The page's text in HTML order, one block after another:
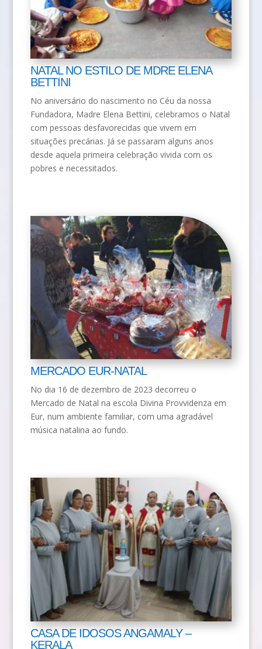
NATAL NO ESTILO DE MDRE ELENA
BETTINI
No aniversário do nascimento no Céu da nossa
Fundadora, Madre Elena Bettini, celebramos o Natal
com pessoas desfavorecidas que vivem em
situações precárias. Já se passaram alguns anos
desde aquela primeira celebração vivida com os
pobres e necessitados.
MERCADO EUR-NATAL
No dia 16 de dezembro de 2023 decorreu o
Mercado de Natal na escola Divina Provvidenza em
Eur, num ambiente familiar, com uma agradável
música natalina ao fundo.
CASA DE IDOSOS ANGAMALY –
KERALA